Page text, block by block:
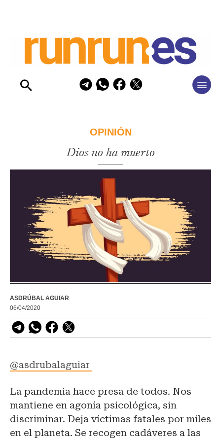
OPINIÓN
Dios no ha muerto
ASDRÚBAL AGUIAR
06/04/2020
@asdrubalaguiar
La pandemia hace presa de todos. Nos
mantiene en agonía psicológica, sin
discriminar. Deja víctimas fatales por miles
en el planeta. Se recogen cadáveres a las